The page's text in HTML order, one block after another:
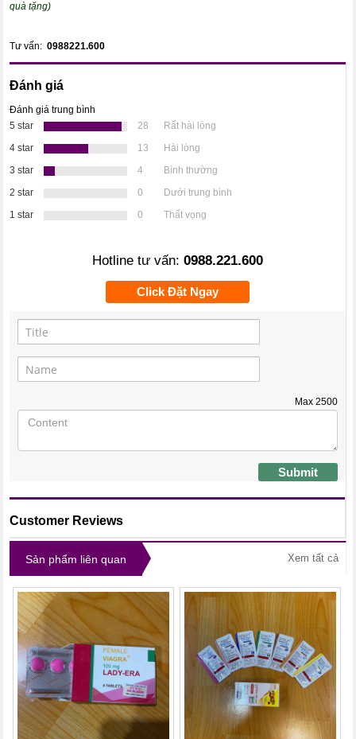
quà tặng)
Tư vấn:0988221.600
Đánh giá
Đánh giá trung bình
5 star
28
Rất hài lòng
4 star
13
Hài lòng
3 star
4
Bình thường
2 star
0
Dưới trung bình
1 star
0 Thất vọng
Hotline tư vấn: 0988.221.600
Click Đặt Ngay
Max 2500
Submit
Customer Reviews
Sản phẩm liên quan Xem tất cả